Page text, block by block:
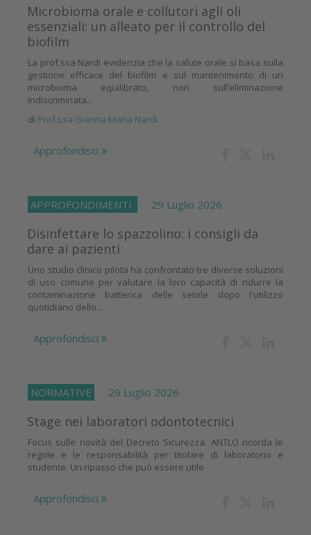
Microbioma orale e collutori agli oli
essenziali: un alleato per il controllo del
biofilm
La prof.ssa Nardi evidenzia che la salute orale si basa sulla
gestione efficace del biofilm e sul mantenimento di un
microbioma equilibrato, non sull’eliminazione
indiscriminata...
di Prof.ssa Gianna Maria Nardi
Approfondisci
APPROFONDIMENTI 29 Luglio 2026
Disinfettare lo spazzolino: i consigli da
dare ai pazienti
Uno studio clinico pilota ha confrontato tre diverse soluzioni
di uso comune per valutare la loro capacità di ridurre la
contaminazione batterica delle setole dopo l'utilizzo
quotidiano dello...
Approfondisci
NORMATIVE 29 Luglio 2026
Stage nei laboratori odontotecnici
Focus sulle novità del Decreto Sicurezza. ANTLO ricorda le
regole e le responsabilità per titolare di laboratorio e
studente. Un ripasso che può essere utile
Approfondisci